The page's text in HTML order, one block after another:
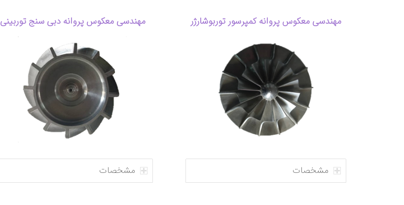
مهندسی معکوس پروانه کمپرسور توربوشارژر
مشخصات
مهندسی معکوس پروانه دبی سنج توربینی
مشخصات